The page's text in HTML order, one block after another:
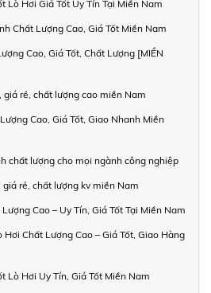
Lò Hơi Giá Tốt Uy Tín Tại Miền Nam
Chất Lượng Cao, Giá Tốt Miền Nam
Cao, Giá Tốt, Chất Lượng [MIỀN
giá rẻ, chất lượng cao miền Nam
Cao, Giá Tốt, Giao Nhanh Miền
chất lượng cho mọi ngành công nghiệp
rẻ, chất lượng kv miền Nam
Cao – Uy Tín, Giá Tốt Tại Miền Nam
Chất Lượng Cao – Giá Tốt, Giao Hàng
Lò Hơi Uy Tín, Giá Tốt Miền Nam